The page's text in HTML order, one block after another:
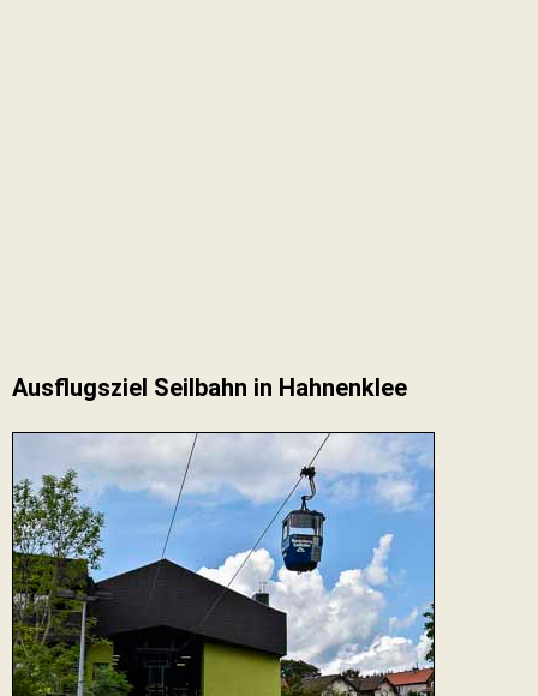
Ausflugsziel Seilbahn in Hahnenklee